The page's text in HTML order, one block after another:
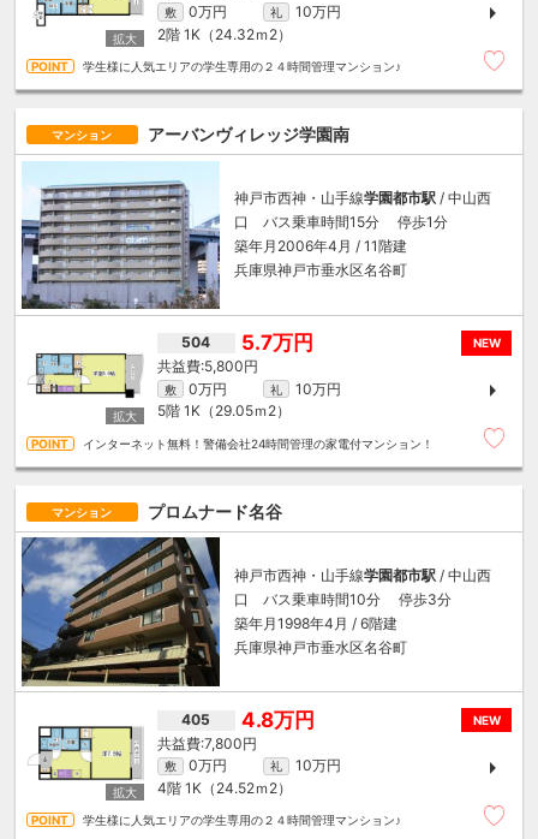
敷 0万円 礼
10万円
2階 1K（24.32ｍ 2）
学生様に人気エリアの学生専用の２４時間管理マンション♪
マンション アーバンヴィレッジ学園南
神戸市西神・山手線学園都市駅 / 中山西
口 バス乗車時間15分 停歩1分
築年月2006年4月 / 11階建
兵庫県神戸市垂水区名谷町
NEW
504 5.7万円
5,800円
敷 0万円 礼
10万円
5階 1K（29.05ｍ 2）
インターネット無料！警備会社24時間管理の家電付マンション！
マンション プロムナード名谷
神戸市西神・山手線学園都市駅 / 中山西
口 バス乗車時間10分 停歩3分
築年月1998年4月 / 6階建
兵庫県神戸市垂水区名谷町
NEW
405 4.8万円
7,800円
敷 0万円 礼
10万円
4階 1K（24.52ｍ 2）
学生様に人気エリアの学生専用の２４時間管理マンション♪